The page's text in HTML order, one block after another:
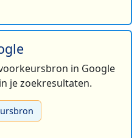
in Google
je zoekresultaten.